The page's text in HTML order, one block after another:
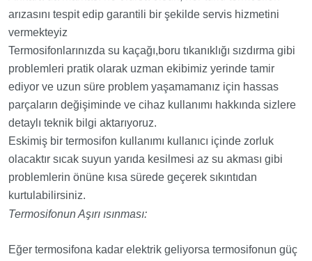
arızasını tespit edip garantili bir şekilde servis hizmetini
vermekteyiz
Termosifonlarınızda su kaçağı,boru tıkanıklığı sızdırma gibi
problemleri pratik olarak uzman ekibimiz yerinde tamir
ediyor ve uzun süre problem yaşamamanız için hassas
parçaların değişiminde ve cihaz kullanımı hakkında sizlere
detaylı teknik bilgi aktarıyoruz.
Eskimiş bir termosifon kullanımı kullanıcı içinde zorluk
olacaktır sıcak suyun yarıda kesilmesi az su akması gibi
problemlerin önüne kısa sürede geçerek sıkıntıdan
kurtulabilirsiniz.
Termosifonun Aşırı ısınması:
Eğer termosifona kadar elektrik geliyorsa termosifonun güç